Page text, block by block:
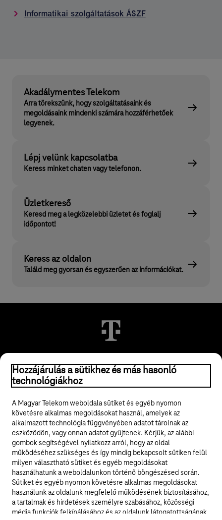
Informatikai szolgáltatások ÁSZF
Akadálymentes Telekom
Arra törekszünk, hogy szolgáltatásaink és
megoldásaink mindenki számára hozzáférhetőek
legyenek.
Lépj velünk kapcsolatba
Keress minket chaten vagy telefonon.
Üzletkereső
Keresd meg a legközelebbi üzletet és foglalj
időpontot!
Keress az oldalon
Találd meg gyorsan és egyszerűen az információkat.
© 2026 Magyar Telekom Nyrt.
ÁSZF
Adatvédelem
Felhívások
Hírlevél
Közösségi média
Hozzájárulás a sütikhez és más hasonló
technológiákhoz
A Magyar Telekom weboldala sütiket és egyéb nyomon
követésre alkalmas megoldásokat használ, amelyek az
alkalmazott technológia függvényében adatot tárolnak az
eszközödön, vagy onnan adatot gyűjtenek. Kérjük, az alábbi
gombok segítségével nyilatkozz arról, hogy az oldal
működéséhez szükséges és így mindig bekapcsolt sütiken felül
milyen választható sütiket és egyéb megoldásokat
használhatunk a weboldalunkon történő böngészésed során.
Sütiket és egyéb nyomon követésre alkalmas megoldásokat
használunk az oldalunk megfelelő működésének biztosításához,
a tartalmak és hirdetések személyre szabásához, közösségi
média funkciók felkínálásához és az oldalunk látogatottságának